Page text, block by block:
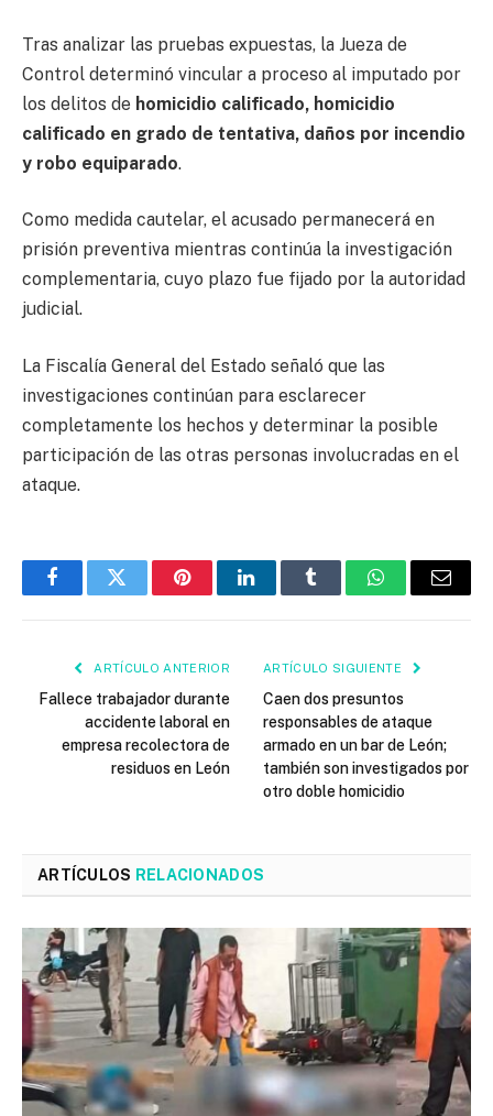
Tras analizar las pruebas expuestas, la Jueza de
Control determinó vincular a proceso al imputado por
los delitos de homicidio calificado, homicidio
calificado en grado de tentativa, daños por incendio
y robo equiparado.
Como medida cautelar, el acusado permanecerá en
prisión preventiva mientras continúa la investigación
complementaria, cuyo plazo fue fijado por la autoridad
judicial.
La Fiscalía General del Estado señaló que las
investigaciones continúan para esclarecer
completamente los hechos y determinar la posible
participación de las otras personas involucradas en el
ataque.
FacebookTwitter PinterestLinkedInTumblr WhatsAppEmail
ARTÍCULO ANTERIOR
Fallece trabajador durante
accidente laboral en
empresa recolectora de
residuos en León
ARTÍCULO SIGUIENTE
Caen dos presuntos
responsables de ataque
armado en un bar de León;
también son investigados por
otro doble homicidio
ARTÍCULOS RELACIONADOS